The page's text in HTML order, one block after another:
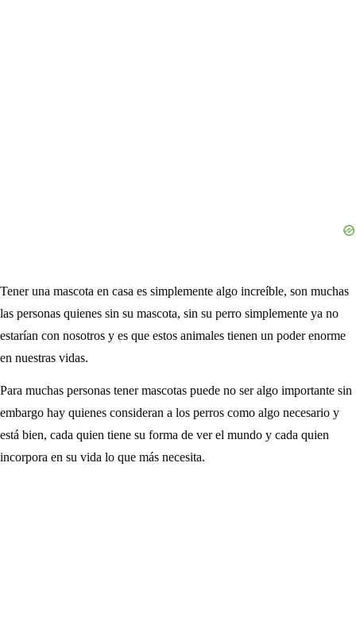
Tener una mascota en casa es simplemente algo increíble, son muchas
las personas quienes sin su mascota, sin su perro simplemente ya no
estarían con nosotros y es que estos animales tienen un poder enorme
en nuestras vidas.
Para muchas personas tener mascotas puede no ser algo importante sin
embargo hay quienes consideran a los perros como algo necesario y
está bien, cada quien tiene su forma de ver el mundo y cada quien
incorpora en su vida lo que más necesita.